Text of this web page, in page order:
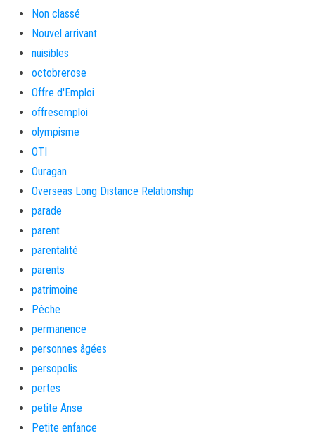
Non classé
Nouvel arrivant
nuisibles
octobrerose
Offre d'Emploi
offresemploi
olympisme
OTI
Ouragan
Overseas Long Distance Relationship
parade
parent
parentalité
parents
patrimoine
Pêche
permanence
personnes âgées
persopolis
pertes
petite Anse
Petite enfance